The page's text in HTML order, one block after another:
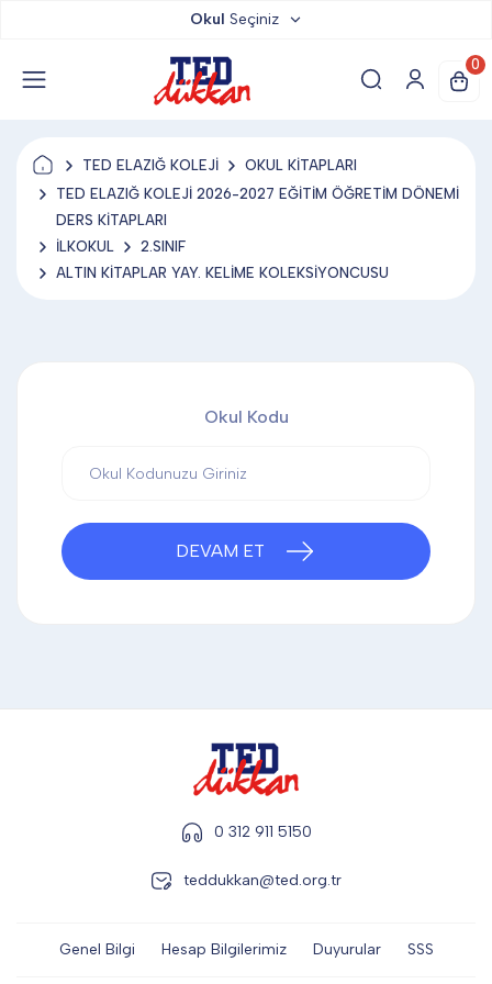
TED YAYINLARI
TED LOKUM
ANAHTARLIK
DİĞER
Okul Seçiniz
0
TED ELAZIĞ KOLEJİ
OKUL KİTAPLARI
TED ELAZIĞ KOLEJİ 2026-2027 EĞİTİM ÖĞRETİM DÖNEMİ
DERS KİTAPLARI
İLKOKUL
2.SINIF
ALTIN KİTAPLAR YAY. KELİME KOLEKSİYONCUSU
Okul Kodu
DEVAM ET
0 312 911 5150
teddukkan@ted.org.tr
Genel Bilgi Hesap Bilgilerimiz Duyurular SSS